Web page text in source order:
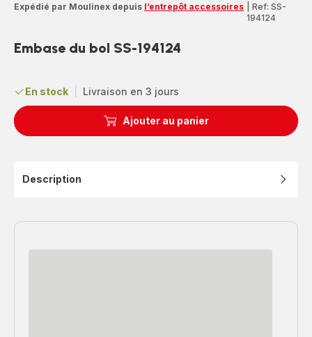
Expédié par Moulinex depuis l’entrepôt accessoires
Ref: SS-
194124
Embase du bol SS-194124
En stock Livraison en 3 jours
Ajouter au panier
Description